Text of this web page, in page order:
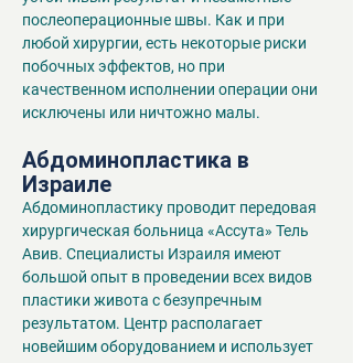
послеоперационные швы. Как и при
любой хирургии, есть некоторые риски
побочных эффектов, но при
качественном исполнении операции они
исключены или ничтожно малы.
Абдоминопластика в
Израиле
Абдоминопластику проводит передовая
хирургическая больница «Ассута» Тель
Авив. Специалисты Израиля имеют
большой опыт в проведении всех видов
пластики живота с безупречным
результатом. Центр располагает
новейшим оборудованием и использует